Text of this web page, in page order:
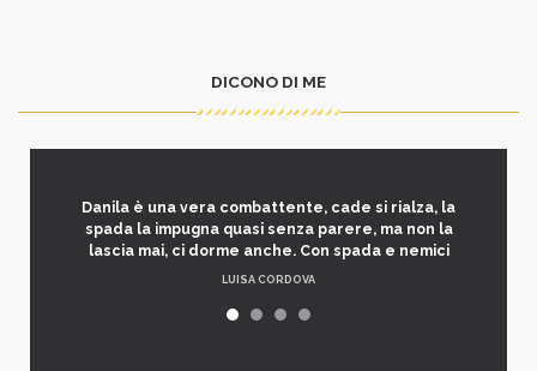
DICONO DI ME
Danila è una vera combattente, cade si rialza, la
spada la impugna quasi senza parere, ma non la
lascia mai, ci dorme anche. Con spada e nemici
LUISA CORDOVA